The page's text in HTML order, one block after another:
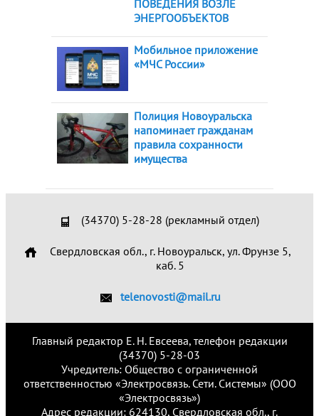
ПОВЕДЕНИЯ ВОЗЛЕ
ЭНЕРГООБЪЕКТОВ
Мобильное приложение
«МЧС России»
Полиция Новоуральска
напоминает гражданам
правила сохранности
имущества
(34370) 5-28-28 (рекламный отдел)
Свердловская обл., г. Новоуральск, ул. Фрунзе 5,
каб. 5
telenovosti@mail.ru
Главный редактор Е. Н. Евсеева, телефон редакции
(34370) 5-28-03
Учредитель: Общество с ограниченной
ответственностью «Электросвязь. Сети. Системы» (ООО
«Электросвязь»)
Адрес редакции: 624130, Свердловская обл., г.